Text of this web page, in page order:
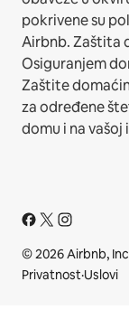
pokrivene su
Airbnb. Zaštita
Osiguranjem
Zaštite
za određene
domu i na vašoj
© 2026 Airbnb,
Privatnost·Uslovi